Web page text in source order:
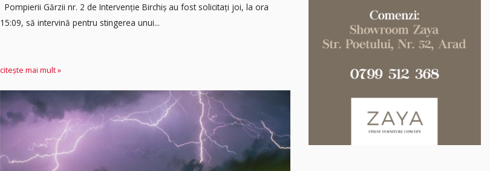
Pompierii Gărzii nr. 2 de Intervenție Birchiș au fost solicitați joi, la ora
15:09, să intervină pentru stingerea unui...
citește mai mult »